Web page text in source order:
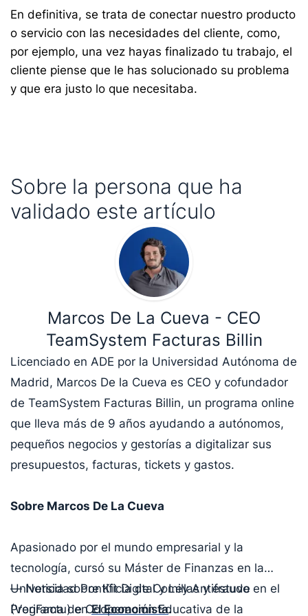
En definitiva, se trata de conectar nuestro producto
o servicio con las necesidades del cliente, como,
por ejemplo, una vez hayas finalizado tu trabajo, el
cliente piense que le has solucionado su problema
y que era justo lo que necesitaba.
Sobre la persona que ha
validado este artículo
Marcos De La Cueva - CEO
TeamSystem Facturas Billin
Licenciado en ADE por la Universidad Autónoma de
Madrid, Marcos De la Cueva es CEO y cofundador
de TeamSystem Facturas Billin, un programa online
que lleva más de 9 años ayudando a autónomos,
pequeños negocios y gestorías a digitalizar sus
presupuestos, facturas, tickets y gastos.
Sobre Marcos De La Cueva
Apasionado por el mundo empresarial y la
tecnología, cursó su Máster de Finanzas en la
Universidad Pontificia de Comillas y estuvo en el
Programa de Cooperación Educativa de la
— Noticia sobre Kit Digital y Ley Antifraude
(VeriFactu) enEl Economista.